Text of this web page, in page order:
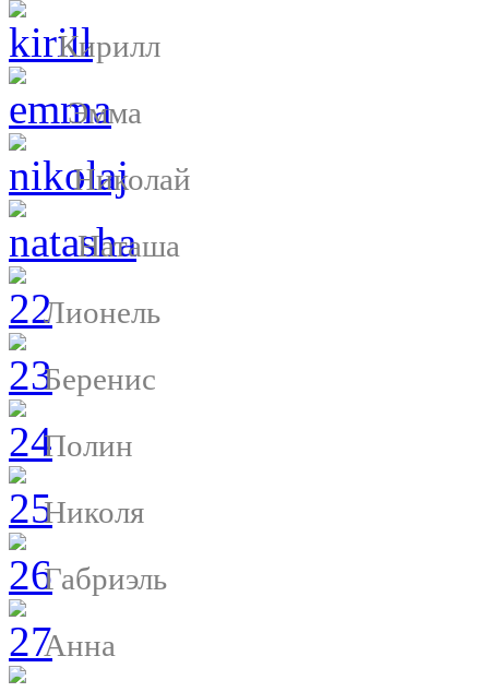
Кирилл
Эмма
Николай
Наташа
Лионель
Беренис
Полин
Николя
Габриэль
Анна